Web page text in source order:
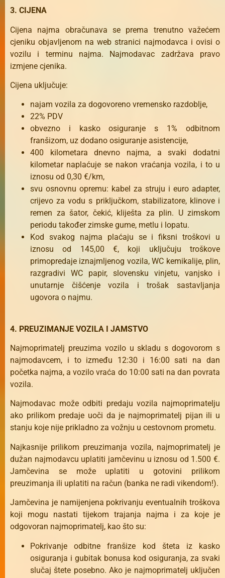
3. CIJENA
Cijena najma obračunava se prema trenutno važećem
cjeniku objavljenom na web stranici najmodavca i ovisi o
vozilu i terminu najma. Najmodavac zadržava pravo
izmjene cjenika.
Cijena uključuje:
najam vozila za dogovoreno vremensko razdoblje,
22% PDV
obvezno i kasko osiguranje s 1% odbitnom
franšizom, uz dodano osiguranje asistencije,
400 kilometara dnevno najma, a svaki dodatni
kilometar naplaćuje se nakon vraćanja vozila, i to u
iznosu od 0,30 €/km,
svu osnovnu opremu: kabel za struju i euro adapter,
crijevo za vodu s priključkom, stabilizatore, klinove i
remen za šator, čekić, kliješta za plin. U zimskom
periodu također zimske gume, metlu i lopatu.
Kod svakog najma plaćaju se i fiksni troškovi u
iznosu od 145,00 €, koji uključuju troškove
primopredaje iznajmljenog vozila, WC kemikalije, plin,
razgradivi WC papir, slovensku vinjetu, vanjsko i
unutarnje čišćenje vozila i trošak sastavljanja
ugovora o najmu.
4. PREUZIMANJE VOZILA I JAMSTVO
Najmoprimatelj preuzima vozilo u skladu s dogovorom s
najmodavcem, i to između 12:30 i 16:00 sati na dan
početka najma, a vozilo vraća do 10:00 sati na dan povrata
vozila.
Najmodavac može odbiti predaju vozila najmoprimatelju
ako prilikom predaje uoči da je najmoprimatelj pijan ili u
stanju koje nije prikladno za vožnju u cestovnom prometu.
Najkasnije prilikom preuzimanja vozila, najmoprimatelj je
dužan najmodavcu uplatiti jamčevinu u iznosu od 1.500 €.
Jamčevina se može uplatiti u gotovini prilikom
preuzimanja ili uplatiti na račun (banka ne radi vikendom!).
Jamčevina je namijenjena pokrivanju eventualnih troškova
koji mogu nastati tijekom trajanja najma i za koje je
odgovoran najmoprimatelj, kao što su:
Pokrivanje odbitne franšize kod šteta iz kasko
osiguranja i gubitak bonusa kod osiguranja, za svaki
slučaj štete posebno. Ako je najmoprimatelj uključen